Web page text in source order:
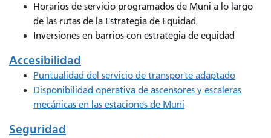
Horarios de servicio programados de Muni a lo largo
de las rutas de la Estrategia de Equidad.
Inversiones en barrios con estrategia de equidad
Accesibilidad
Puntualidad del servicio de transporte adaptado
Disponibilidad operativa de ascensores y escaleras
mecánicas en las estaciones de Muni
Seguridad